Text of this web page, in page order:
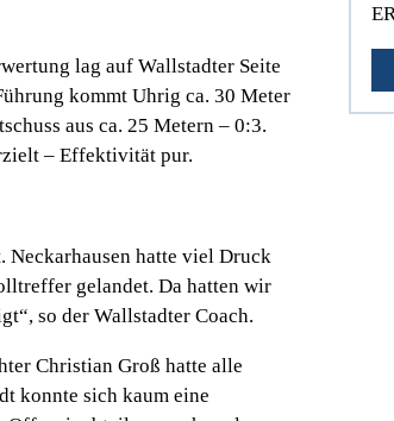
lag auf Wallstadter Seite
kommt Uhrig ca. 30 Meter
aus ca. 25 Metern – 0:3.
– Effektivität pur.
Neckarhausen hatte viel Druck
gelandet. Da hatten wir
so der Wallstadter Coach.
Christian Groß hatte alle
konnte sich kaum eine